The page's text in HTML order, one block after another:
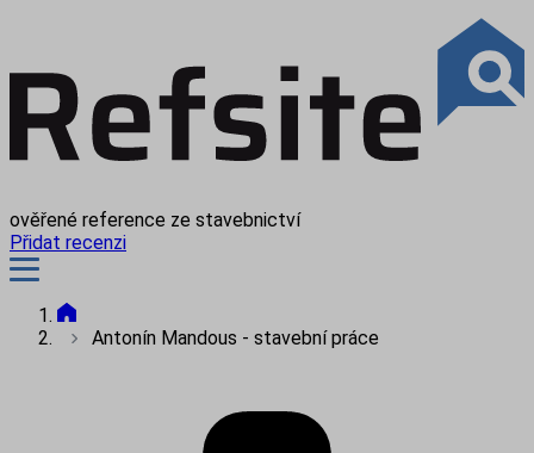
ověřené reference ze stavebnictví
Přidat recenzi
Antonín Mandous - stavební práce